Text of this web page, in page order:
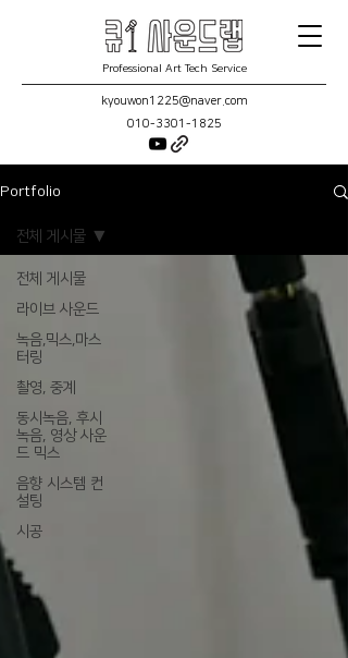
Professional Art Tech Service
kyouwon1225@naver.com
010-3301-1825
Portfolio
전체 게시물
라이브 사운드
녹음,믹스,마스
터링
촬영, 중계
동시녹음, 후시
녹음, 영상 사운
드 믹스
음향 시스템 컨
설팅
시공
전체 게시물